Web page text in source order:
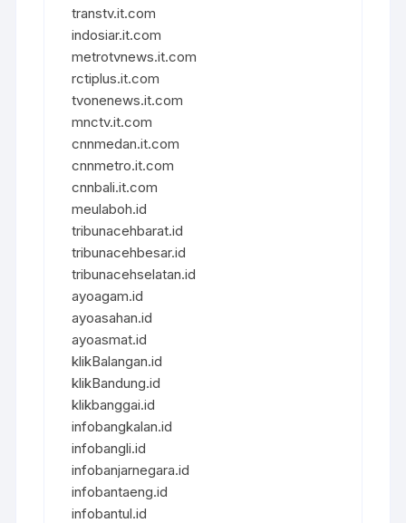
transtv.it.com
indosiar.it.com
metrotvnews.it.com
rctiplus.it.com
tvonenews.it.com
mnctv.it.com
cnnmedan.it.com
cnnmetro.it.com
cnnbali.it.com
meulaboh.id
tribunacehbarat.id
tribunacehbesar.id
tribunacehselatan.id
ayoagam.id
ayoasahan.id
ayoasmat.id
klikBalangan.id
klikBandung.id
klikbanggai.id
infobangkalan.id
infobangli.id
infobanjarnegara.id
infobantaeng.id
infobantul.id